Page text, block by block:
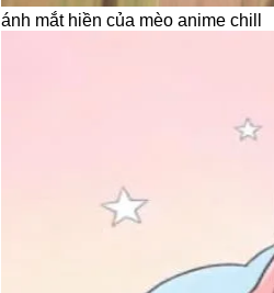
ánh mắt hiền của mèo anime chill